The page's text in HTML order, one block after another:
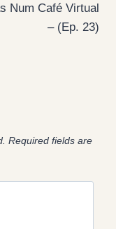
Num Café Virtual
– (Ep. 23)
Required fields are